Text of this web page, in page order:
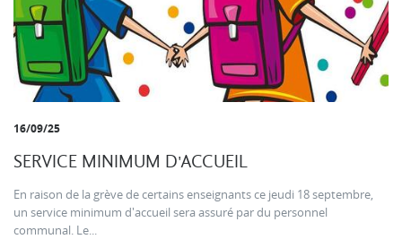
16/09/25
SERVICE MINIMUM D'ACCUEIL
En raison de la grève de certains enseignants ce jeudi 18 septembre,
un service minimum d'accueil sera assuré par du personnel
communal. Le...